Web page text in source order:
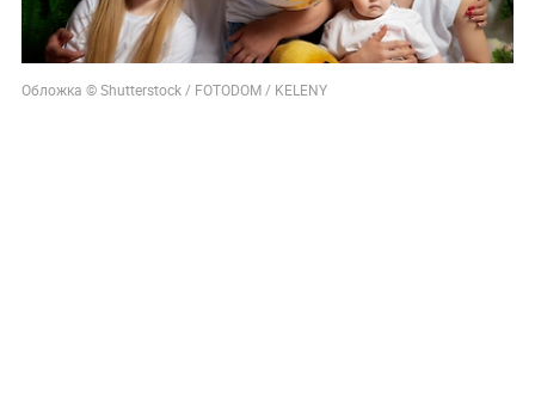
Обложка © Shutterstock / FOTODOM / KELENY